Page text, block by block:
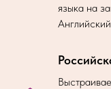
языка на